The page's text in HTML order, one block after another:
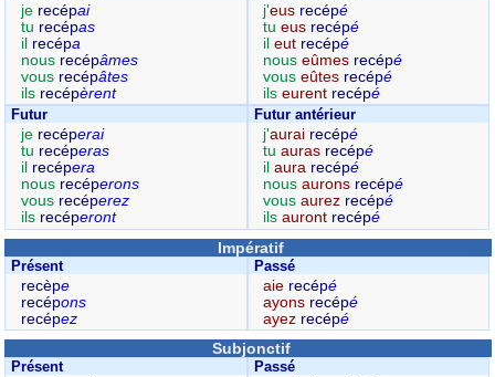
je recépai
tu recépas
il recépa
nous recépâmes
vous recépâtes
ils recépèrent
j'eus recépé
tueus recépé
ileut recépé
nouseûmes recépé
vouseûtes recépé
ilseurent recépé
Futur
je recéperai
tu recéperas
il recépera
nous recéperons
vous recéperez
ils recéperont
Futur antérieur
j'aurai recépé
tuauras recépé
ilaura recépé
nousaurons recépé
vousaurez recépé
ilsauront recépé
Impératif
Présent
recèpe
recépons
recépez
Passé
aie recépé
ayons recépé
ayez recépé
Subjonctif
Présent
Passé